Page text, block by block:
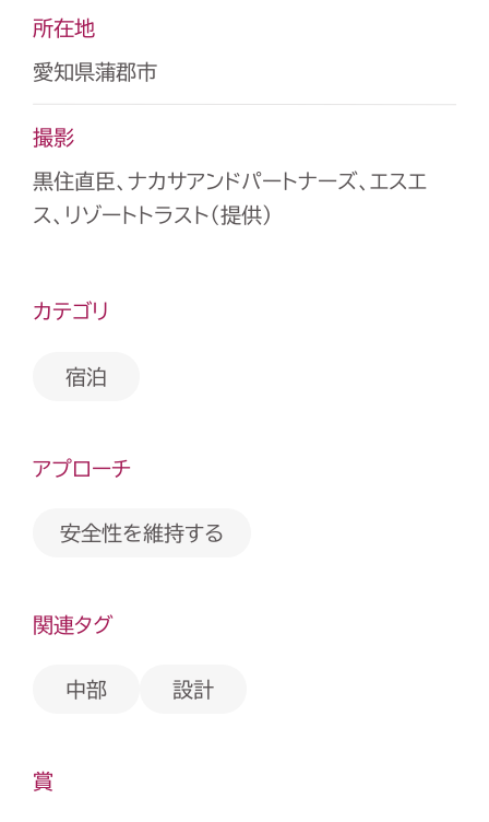
所在地
愛知県蒲郡市
撮影
黒住直臣、ナカサアンドパートナーズ、エスエ
ス、リゾートトラスト（提供）
カテゴリ
宿泊
アプローチ
安全性を維持する
関連タグ
中部 設計
賞